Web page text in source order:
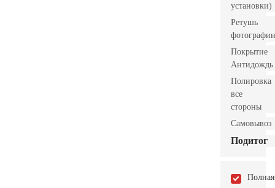
установки)
Ретушь
фотографии
Покрытие
Антидождь
Полировка
все
стороны
Самовывоз
Подитог
Полная